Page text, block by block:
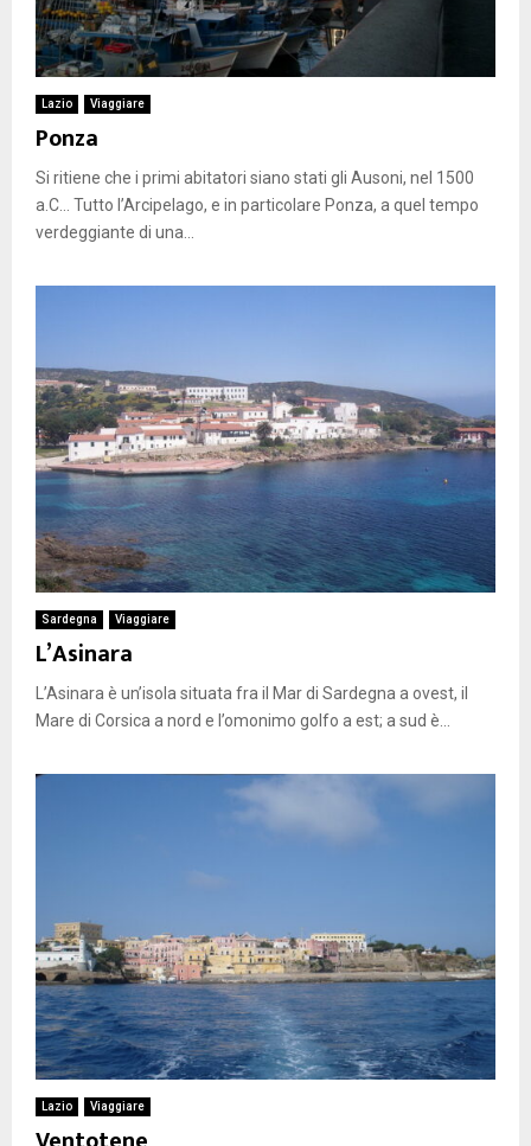
Lazio Viaggiare
Ponza
Si ritiene che i primi abitatori siano stati gli Ausoni, nel 1500
a.C… Tutto l’Arcipelago, e in particolare Ponza, a quel tempo
verdeggiante di una...
Sardegna Viaggiare
L’Asinara
L’Asinara è un’isola situata fra il Mar di Sardegna a ovest, il
Mare di Corsica a nord e l’omonimo golfo a est; a sud è...
Lazio Viaggiare